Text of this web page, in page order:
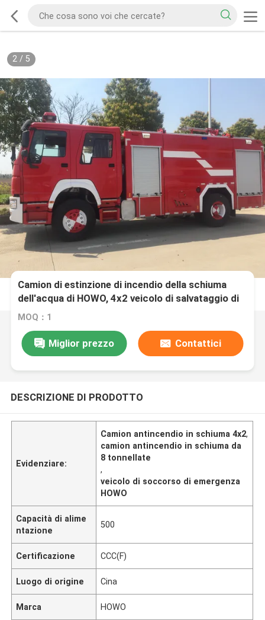
2/ 5
Camion di estinzione di incendio della schiuma
dell'acqua di HOWO, 4x2 veicolo di salvataggio di
emergenza da 8 tonnellate
MOQ：1
Miglior prezzo Contattici
DESCRIZIONE DI PRODOTTO
Evidenziare:
Camion antincendio in schiuma 4x2,
camion antincendio in schiuma da
8 tonnellate
,
veicolo di soccorso di emergenza
HOWO
Capacità di alime
ntazione
500
Certificazione CCC(F)
Luogo di origine Cina
Marca HOWO